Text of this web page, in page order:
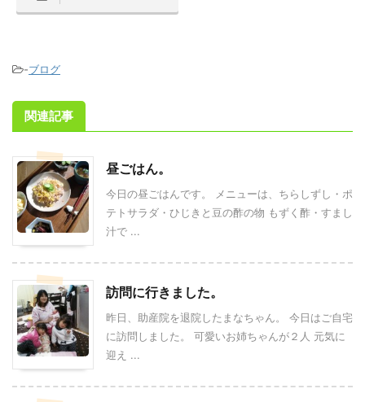
-ブログ
関連記事
昼ごはん。
今日の昼ごはんです。 メニューは、ちらしずし・ポ
テトサラダ・ひじきと豆の酢の物 もずく酢・すまし
汁で ...
訪問に行きました。
昨日、助産院を退院したまなちゃん。 今日はご自宅
に訪問しました。 可愛いお姉ちゃんが２人 元気に
迎え ...